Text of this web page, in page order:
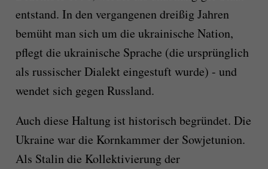
entstand. In den vergangenen dreißig Jahren
bemüht man sich um die ukrainische Nation,
pflegt die ukrainische Sprache (die ursprünglich
als russischer Dialekt eingestuft wurde) - und
wendet sich gegen Russland.
Auch diese Haltung ist historisch begründet. Die
Ukraine war die Kornkammer der Sowjetunion.
Als Stalin die Kollektivierung der